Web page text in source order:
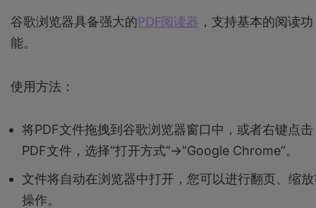
谷歌浏览器具备强大的PDF阅读器 ，支持基本的阅读功
能。
使用方法：
将PDF文件拖拽到谷歌浏览器窗口中，或者右键点击
PDF文件，选择“打开方式”->“Google Chrome”。
文件将自动在浏览器中打开，您可以进行翻页、缩
操作。